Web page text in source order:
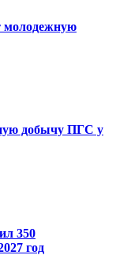
молодежную
добычу ПГС у
350
год